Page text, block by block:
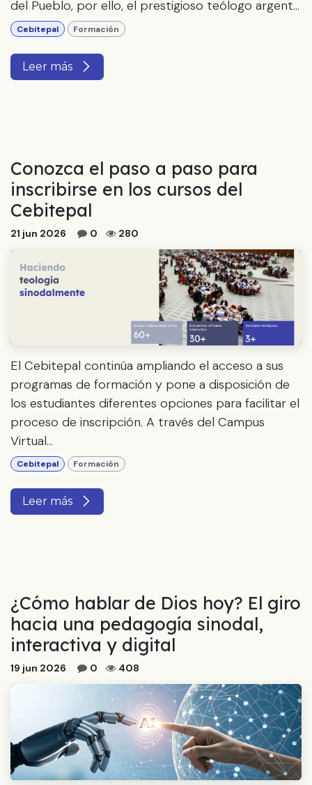
del Pueblo, por ello, el prestigioso teólogo argent...
Cebitepal Formación
Leer más
Conozca el paso a paso para
inscribirse en los cursos del
Cebitepal
21 jun 2026 0 280
El Cebitepal continúa ampliando el acceso a sus
programas de formación y pone a disposición de
los estudiantes diferentes opciones para facilitar el
proceso de inscripción. A través del Campus
Virtual...
Cebitepal Formación
Leer más
¿Cómo hablar de Dios hoy? El giro
hacia una pedagogía sinodal,
interactiva y digital
19 jun 2026 0 408